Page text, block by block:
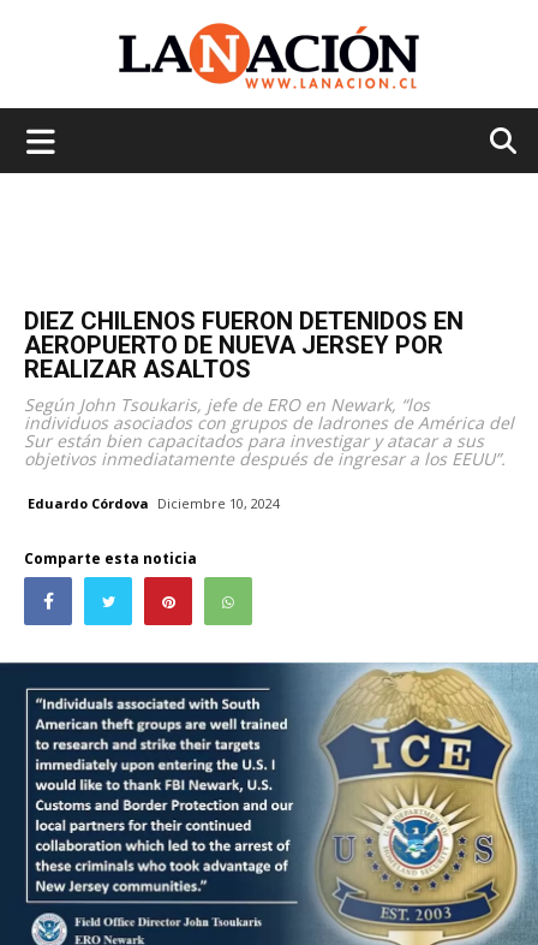
DIEZ CHILENOS FUERON DETENIDOS EN
AEROPUERTO DE NUEVA JERSEY POR
REALIZAR ASALTOS
Según John Tsoukaris, jefe de ERO en Newark, “los
individuos asociados con grupos de ladrones de América del
Sur están bien capacitados para investigar y atacar a sus
objetivos inmediatamente después de ingresar a los EEUU”.
Eduardo Córdova Diciembre 10, 2024
Comparte esta noticia